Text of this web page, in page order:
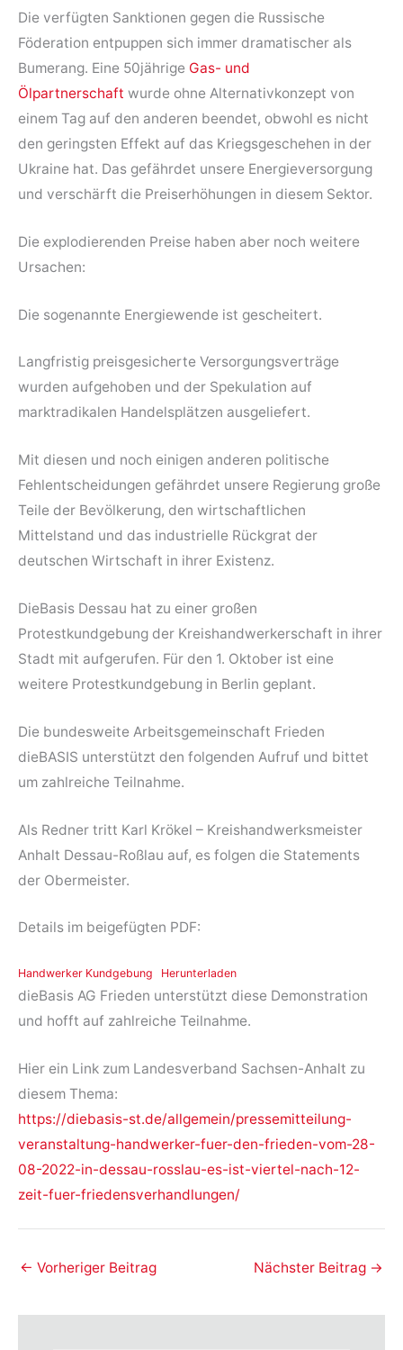
Die verfügten Sanktionen gegen die Russische
Föderation entpuppen sich immer dramatischer als
Bumerang. Eine 50jährige Gas- und
Ölpartnerschaft wurde ohne Alternativkonzept von
einem Tag auf den anderen beendet, obwohl es nicht
den geringsten Effekt auf das Kriegsgeschehen in der
Ukraine hat. Das gefährdet unsere Energieversorgung
und verschärft die Preiserhöhungen in diesem Sektor.
Die explodierenden Preise haben aber noch weitere
Ursachen:
Die sogenannte Energiewende ist gescheitert.
Langfristig preisgesicherte Versorgungsverträge
wurden aufgehoben und der Spekulation auf
marktradikalen Handelsplätzen ausgeliefert.
Mit diesen und noch einigen anderen politische
Fehlentscheidungen gefährdet unsere Regierung große
Teile der Bevölkerung, den wirtschaftlichen
Mittelstand und das industrielle Rückgrat der
deutschen Wirtschaft in ihrer Existenz.
DieBasis Dessau hat zu einer großen
Protestkundgebung der Kreishandwerkerschaft in ihrer
Stadt mit aufgerufen. Für den 1. Oktober ist eine
weitere Protestkundgebung in Berlin geplant.
Die bundesweite Arbeitsgemeinschaft Frieden
dieBASIS unterstützt den folgenden Aufruf und bittet
um zahlreiche Teilnahme.
Als Redner tritt Karl Krökel – Kreishandwerksmeister
Anhalt Dessau-Roßlau auf, es folgen die Statements
der Obermeister.
Details im beigefügten PDF:
Handwerker Kundgebung Herunterladen
dieBasis AG Frieden unterstützt diese Demonstration
und hofft auf zahlreiche Teilnahme.
Hier ein Link zum Landesverband Sachsen-Anhalt zu
diesem Thema:
https://diebasis-st.de/allgemein/pressemitteilung-
veranstaltung-handwerker-fuer-den-frieden-vom-28-
08-2022-in-dessau-rosslau-es-ist-viertel-nach-12-
zeit-fuer-friedensverhandlungen/
← Vorheriger Beitrag Nächster Beitrag →